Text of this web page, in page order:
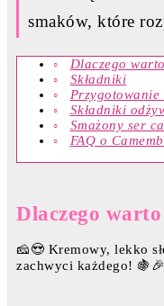
smaków, które
Dlaczego
Składniki
Składniki
Smażony ser
FAQ o
Dlaczego
🧀😍 Kremowy, lekko
zachwyci każdego!